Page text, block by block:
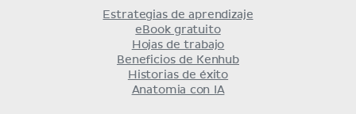
Estrategias de aprendizaje
eBook gratuito
Hojas de trabajo
Beneficios de Kenhub
Historias de éxito
Anatomia con IA